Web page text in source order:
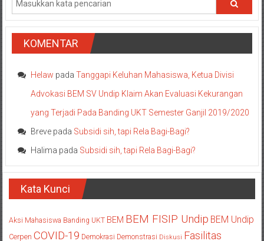
KOMENTAR
Helaw pada Tanggapi Keluhan Mahasiswa, Ketua Divisi
Advokasi BEM SV Undip Klaim Akan Evaluasi Kekurangan
yang Terjadi Pada Banding UKT Semester Ganjil 2019/2020
Brevepada Subsidi sih, tapi Rela Bagi-Bagi?
Halima pada Subsidi sih, tapi Rela Bagi-Bagi?
Kata Kunci
Aksi Mahasiswa Banding UKT BEM BEM FISIP Undip BEM Undip
Cerpen COVID-19 Demokrasi Demonstrasi Diskusi Fasilitas